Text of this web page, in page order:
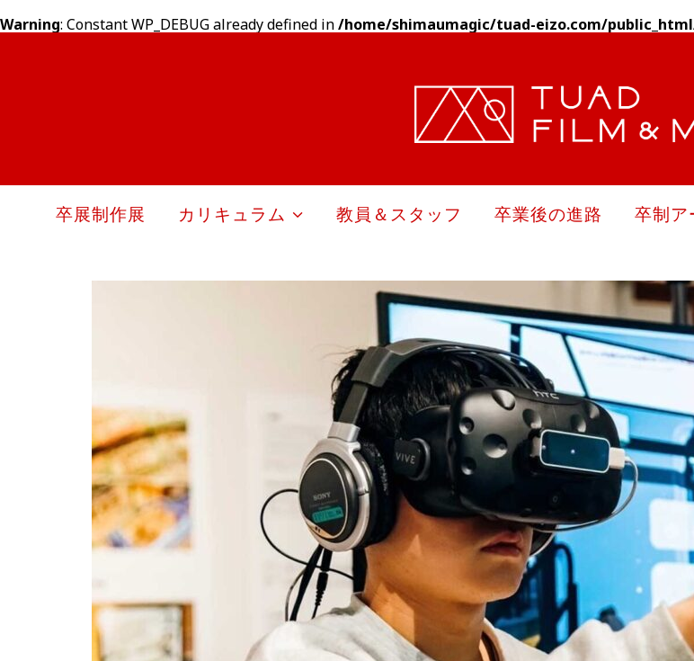
Warning: Constant WP_DEBUG already defined in/home/shimaumagic/tuad-eizo.com/
卒展制作展 カリキュラム 教員＆スタッフ 卒業後の進路 卒制ア